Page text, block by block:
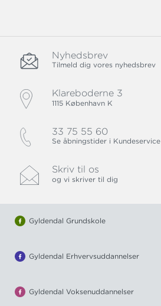
Nyhedsbrev
Tilmeld dig vores nyhedsbrev
Klareboderne 3
1115 København K
33 75 55 60
Se åbningstider i Kundeservice
Skriv til os
og vi skriver til dig
Gyldendal Grundskole
Gyldendal Erhvervsuddannelser
Gyldendal Voksenuddannelser